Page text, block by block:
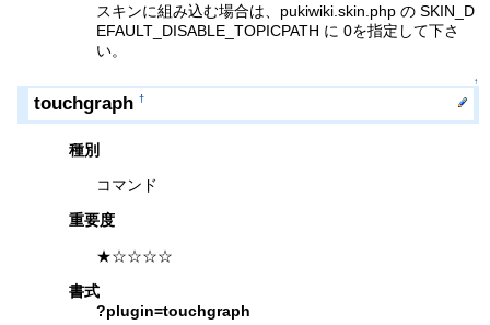
スキンに組み込む場合は、pukiwiki.skin.php の SKIN_D
EFAULT_DISABLE_TOPICPATH に 0を指定して下さ
い。
↑
touchgraph †
種別
コマンド
重要度
★☆☆☆☆
書式
?plugin=touchgraph